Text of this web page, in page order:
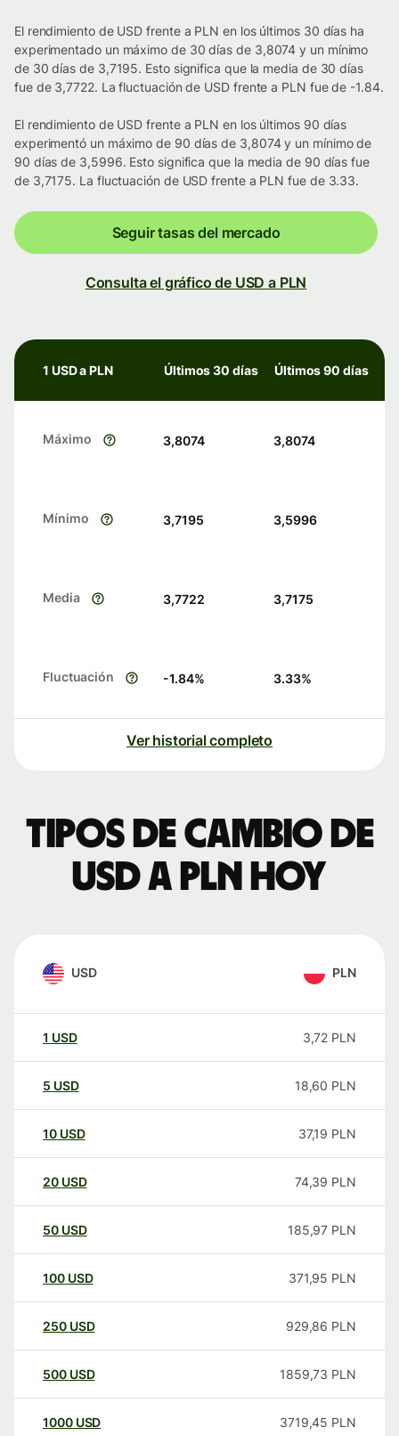
El rendimiento de USD frente a PLN en los últimos 30 días ha
experimentado un máximo de 30 días de 3,8074 y un mínimo
de 30 días de 3,7195. Esto significa que la media de 30 días
fue de 3,7722. La fluctuación de USD frente a PLN fue de -1.84.
El rendimiento de USD frente a PLN en los últimos 90 días
experimentó un máximo de 90 días de 3,8074 y un mínimo de
90 días de 3,5996. Esto significa que la media de 90 días fue
de 3,7175. La fluctuación de USD frente a PLN fue de 3.33.
Seguir tasas del mercado
Consulta el gráfico de USD a PLN
1 USD a PLN Últimos 30 días Últimos 90 días
Máximo 3,8074 3,8074
Mínimo 3,7195 3,5996
Media 3,7722 3,7175
Fluctuación -1.84% 3.33%
Ver historial completo
Tipos de cambio de
USD a PLN hoy
USD PLN
1 USD 3,72 PLN
5 USD 18,60 PLN
10 USD 37,19 PLN
20 USD 74,39 PLN
50 USD 185,97 PLN
100 USD 371,95 PLN
250 USD 929,86 PLN
500 USD 1859,73 PLN
1000 USD 3719,45 PLN